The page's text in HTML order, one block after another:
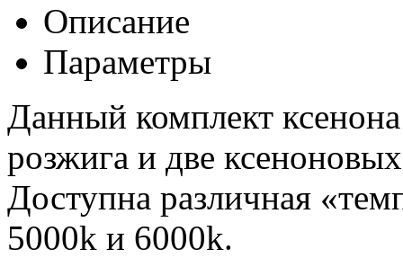
Описание
Параметры
Данный комплект
розжига и две
Доступна различная
5000k и 6000k.